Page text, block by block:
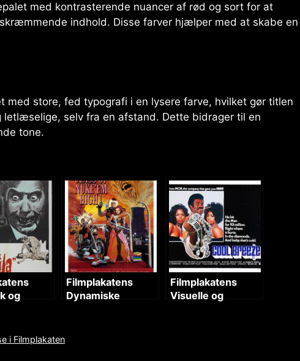
med kontrasterende nuancer af rød og sort for at
indhold. Disse farver hjælper med at skabe en
med store, fed typografi i en lysere farve, hvilket gør titlen
selv fra en afstand. Dette bidrager til en
tone.
og
Filmplakatens
Dynamiske
Filmplakatens
Visuelle og
i Filmplakaten